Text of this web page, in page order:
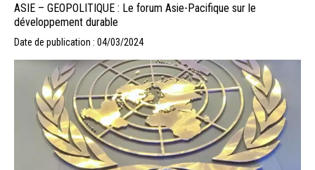
ASIE – GEOPOLITIQUE : Le forum Asie-Pacifique sur le
développement durable
Date de publication : 04/03/2024